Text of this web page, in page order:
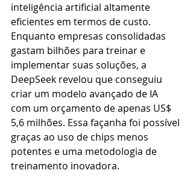
inteligência artificial altamente
eficientes em termos de custo.
Enquanto empresas consolidadas
gastam bilhões para treinar e
implementar suas soluções, a
DeepSeek revelou que conseguiu
criar um modelo avançado de IA
com um orçamento de apenas US$
5,6 milhões. Essa façanha foi possível
graças ao uso de chips menos
potentes e uma metodologia de
treinamento inovadora.